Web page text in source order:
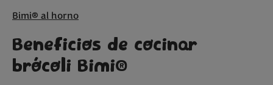
Bimi® al horno
Beneficios de cocinar
brócoli Bimi®